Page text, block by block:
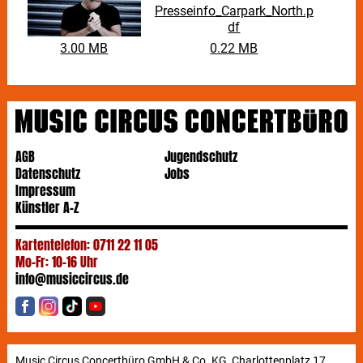
Weltmeisterschaft geschrieben.
3.00 MB
Presseinfo_Carpark_North.p
df
0.22 MB
AGB
Datenschutz
Impressum
Jugendschutz
Jobs
Künstler A-Z
Kartentelefon: 0711 22 11 05
Mo-Fr: 10-16 Uhr
info@musiccircus.de